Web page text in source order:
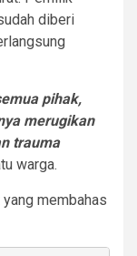
diberi
pihak,
merugikan
trauma
warga.
membahas